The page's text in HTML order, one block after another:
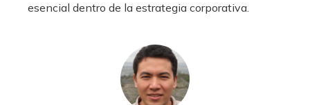
esencial dentro de la estrategia corporativa.